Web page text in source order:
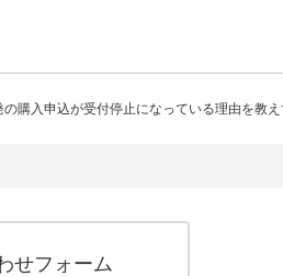
購入申込が受付停止になっている理由を教え
せフォーム